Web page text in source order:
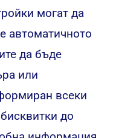
могат да
автоматичното
да бъде
или
всеки
до